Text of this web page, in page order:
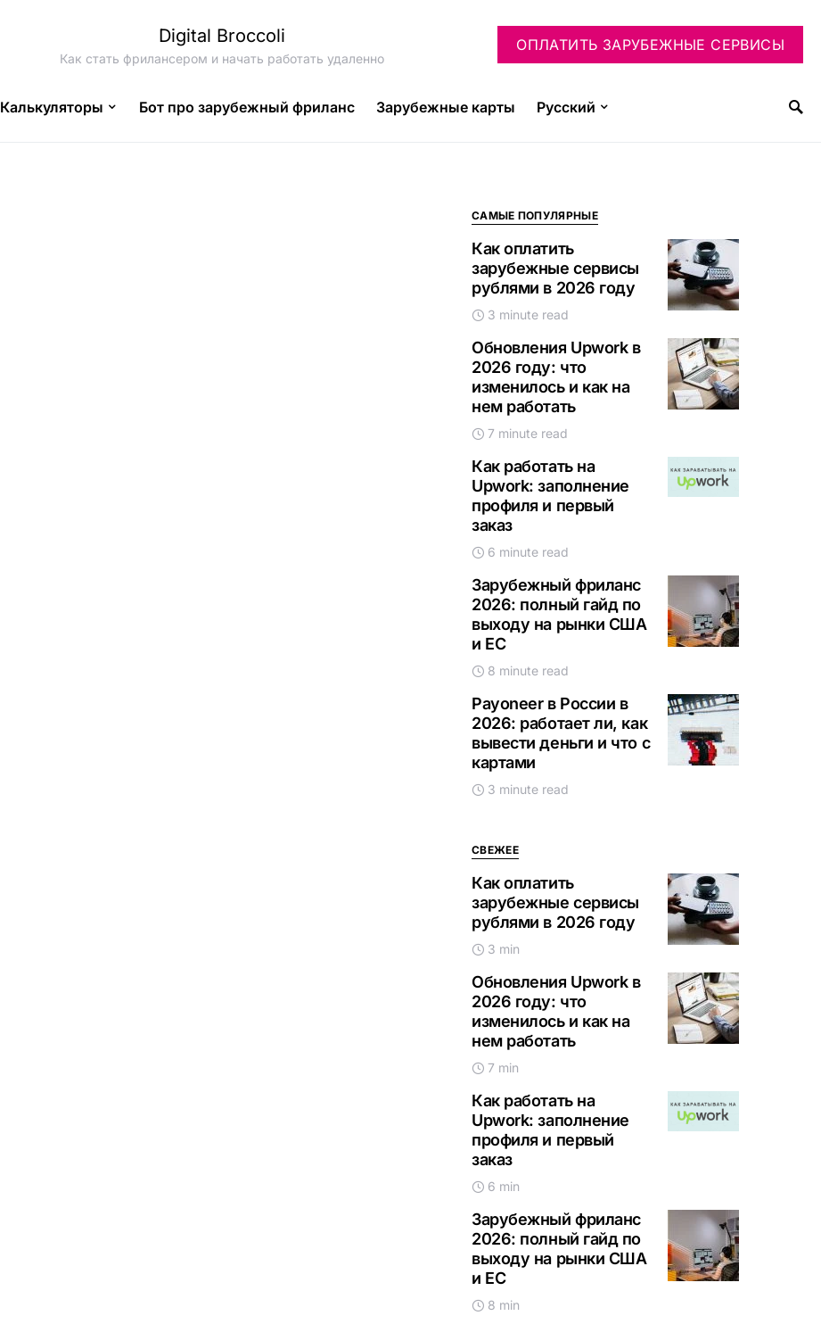
Digital Broccoli
Как стать фрилансером и начать работать удаленно
ОПЛАТИТЬ ЗАРУБЕЖНЫЕ СЕРВИСЫ
Калькуляторы Бот про зарубежный фриланс Зарубежные карты Русский
САМЫЕ ПОПУЛЯРНЫЕ
Как оплатить
зарубежные сервисы
рублями в 2026 году
3 minute read
Обновления Upwork в
2026 году: что
изменилось и как на
нем работать
7 minute read
Как работать на
Upwork: заполнение
профиля и первый
заказ
6 minute read
Зарубежный фриланс
2026: полный гайд по
выходу на рынки США
и ЕС
8 minute read
Payoneer в России в
2026: работает ли, как
вывести деньги и что с
картами
3 minute read
СВЕЖЕЕ
Как оплатить
зарубежные сервисы
рублями в 2026 году
3 min
Обновления Upwork в
2026 году: что
изменилось и как на
нем работать
7 min
Как работать на
Upwork: заполнение
профиля и первый
заказ
6 min
Зарубежный фриланс
2026: полный гайд по
выходу на рынки США
и ЕС
8 min